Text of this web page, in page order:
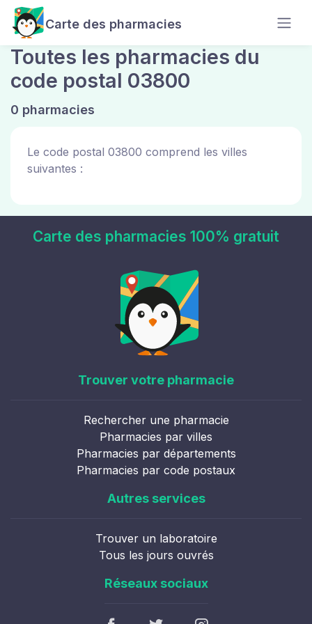
Carte des pharmacies
Toutes les pharmacies du
code postal 03800
0 pharmacies
Le code postal 03800 comprend les villes
suivantes :
Carte des pharmacies 100% gratuit
Trouver votre pharmacie
Rechercher une pharmacie
Pharmacies par villes
Pharmacies par départements
Pharmacies par code postaux
Autres services
Trouver un laboratoire
Tous les jours ouvrés
Réseaux sociaux